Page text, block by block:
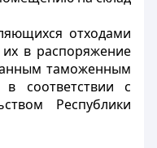
отходами
в распоряжение
таможенным
соответствии с
Республики